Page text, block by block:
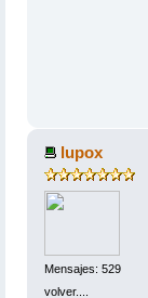
lupox
Mensajes: 529
volver....